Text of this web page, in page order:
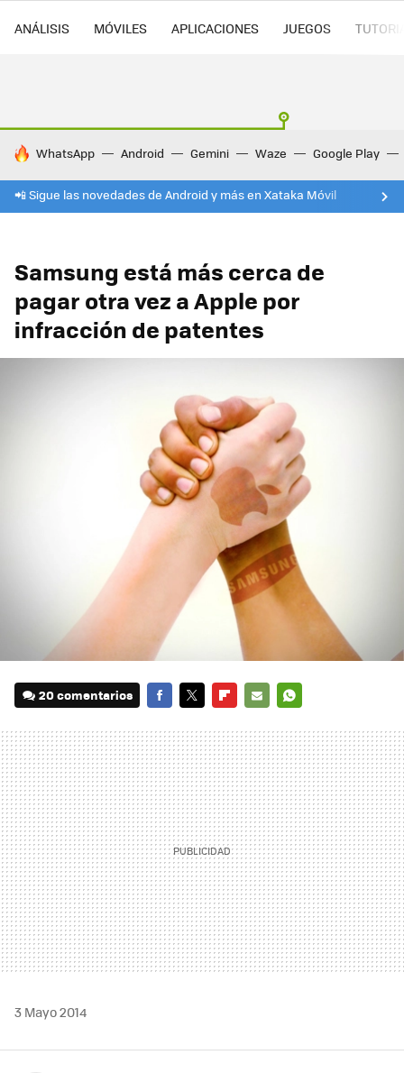
ANÁLISIS MÓVILES APLICACIONES JUEGOS
HOY SE HABLA DE
WhatsApp Android Gemini Waze Google Play
📲 Sigue las novedades de Android y más en Xataka Móvil
Samsung está más cerca de
pagar otra vez a Apple por
infracción de patentes
20 comentarios
MAIL
3 Mayo 2014